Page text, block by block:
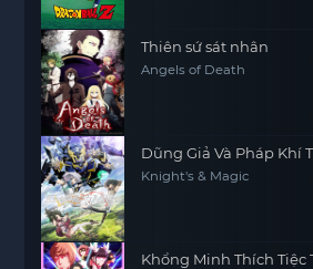
Thiên sứ sát nhân
Angels of Death
Dũng Giả Và Pháp Khí
Knight's & Magic
Khổng Minh Thích Tiệc